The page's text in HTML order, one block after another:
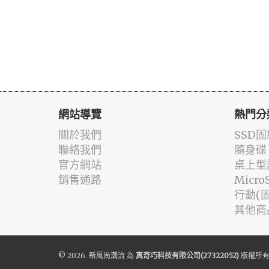
網站導覽
關於我們
聯絡我們
官方網站
銷售通路
熱門分
SSD
隨身碟
桌上
行動(
其他商
© 2026. 新風尚潮流 為 真奇巧科技有限公司(27322052) 版權所